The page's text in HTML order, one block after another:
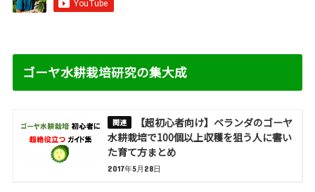
ゴーヤ水耕栽培研究の集大成
【超初心者向け】ベランダのゴーヤ
水耕栽培で100個以上収穫を狙う人に書い
た育て方まとめ
2017年5月28日